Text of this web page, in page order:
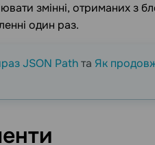
змінні, отриманих з
один раз.
JSON Pathта Як